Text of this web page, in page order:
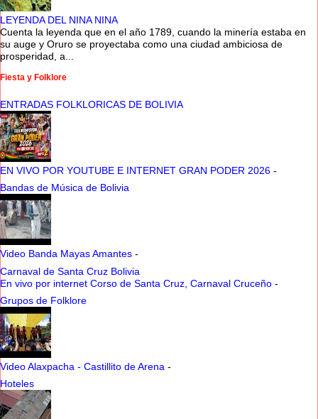
LEYENDA DEL NINA NINA
Cuenta la leyenda que en el año 1789, cuando la minería estaba en
su auge y Oruro se proyectaba como una ciudad ambiciosa de
prosperidad, a...
Fiesta y Folklore
ENTRADAS FOLKLORICAS DE BOLIVIA
EN VIVO POR YOUTUBE E INTERNET GRAN PODER 2026 -
Bandas de Música de Bolivia
Video Banda Mayas Amantes -
Carnaval de Santa Cruz Bolivia
En vivo por internet Corso de Santa Cruz, Carnaval Cruceño -
Grupos de Folklore
Video Alaxpacha - Castillito de Arena -
Hoteles